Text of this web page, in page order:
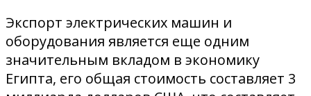
Экспорт электрических машин и
оборудования является еще одним
значительным вкладом в экономику
Египта, его общая стоимость составляет 3